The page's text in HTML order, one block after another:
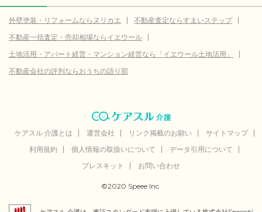
外壁塗装・リフォームならヌリカエ
不動産査定ならすまいステップ
不動産一括査定・売却相場ならイエウール
土地活用・アパート経営・マンション経営なら「イエウール土地活用」
不動産会社の評判ならおうちの語り部
ケアスル 介護とは 運営会社 リンク掲載のお願い
サイトマップ
利用規約
個人情報の取扱いについて
データ引用について
プレスキット
お問い合わせ
©2020 Speee Inc.